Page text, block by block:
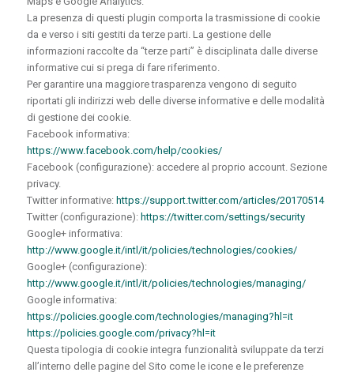
La presenza di questi plugin comporta la trasmissione di cookie
da e verso i siti gestiti da terze parti. La gestione delle
informazioni raccolte da “terzeparti” è disciplinata dalle diverse
informative cui si prega di fare riferimento.
Per garantire una maggiore trasparenza vengono di seguito
riportati gli indirizzi web delle diverse informative e delle modalità
di gestione dei cookie.
Facebook informativa:
https://www.facebook.com/help/cookies/
Facebook (configurazione): accedere al proprio account. Sezione
privacy.
Twitter informative: https://support.twitter.com/articles/20170514
Twitter (configurazione): https://twitter.com/settings/security
Google+ informativa:
http://www.google.it/intl/it/policies/technologies/cookies/
Google+ (configurazione):
http://www.google.it/intl/it/policies/technologies/managing/
Google informativa:
https://policies.google.com/technologies/managing?hl=it
https://policies.google.com/privacy?hl=it
Questa tipologia di cookie integra funzionalità sviluppate da terzi
all’interno delle pagine del Sito come le icone e le preferenze